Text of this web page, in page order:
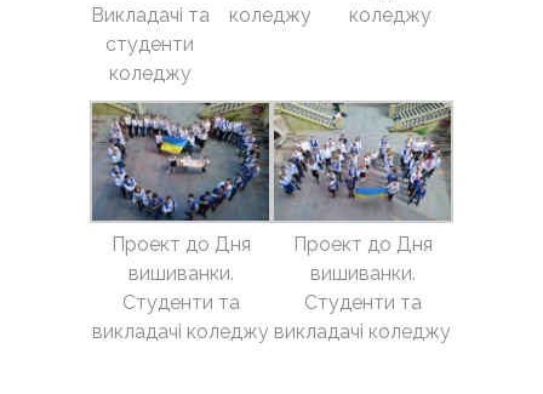
Викладачі та
студенти
коледжу
коледжу
коледжу
Проект до Дня
вишиванки.
Студенти та
викладачі коледжу
Проект до Дня
вишиванки.
Студенти та
викладачі коледжу